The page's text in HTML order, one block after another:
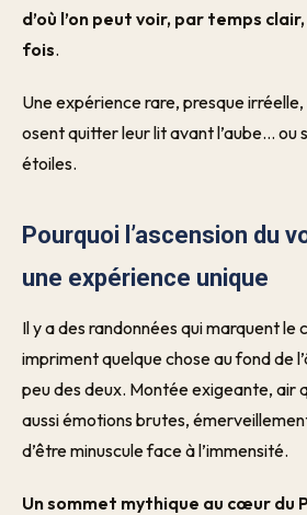
d’où l’on peut voir, par temps
fois.
Une expérience rare, presque
osent quitter leur lit avant l’aube… ou
étoiles.
Pourquoi l’ascension du
une expérience unique
Il y a des randonnées qui marquent le
impriment quelque chose au fond de
peu des deux. Montée exigeante, air
aussi émotions brutes,
d’être minuscule face à l’immensité.
Un sommet mythique au cœur du